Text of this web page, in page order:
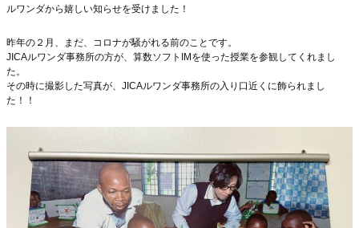
ルワンダから嬉しい知らせを受けました！
昨年の２月、まだ、コロナが騒がれる前のことです。
JICAルワンダ事務所の方が、算数ソフトIMを使った授業を参観してくれまし
た。
その時に撮影した写真が、JICAルワンダ事務所の入り口近くに飾られまし
た！！